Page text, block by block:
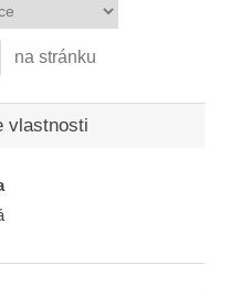
na stránku
vlastnosti